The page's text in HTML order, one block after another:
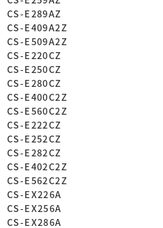
CS-E289AZ
CS-E409A2Z
CS-E509A2Z
CS-E220CZ
CS-E250CZ
CS-E280CZ
CS-E400C2Z
CS-E560C2Z
CS-E222CZ
CS-E252CZ
CS-E282CZ
CS-E402C2Z
CS-E562C2Z
CS-EX226A
CS-EX256A
CS-EX286A